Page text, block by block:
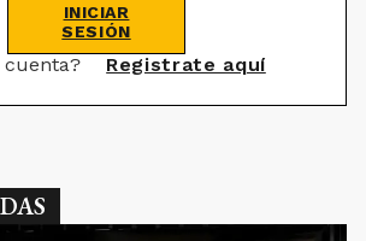
INICIAR
SESIÓN
cuenta? Registrate aquí